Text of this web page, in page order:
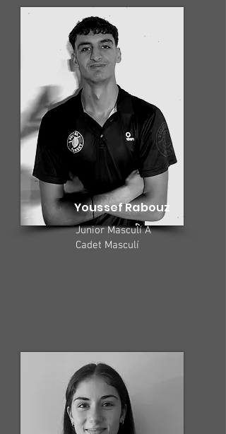
Youssef Rabouz
Junior Masculí A
Cadet Masculí